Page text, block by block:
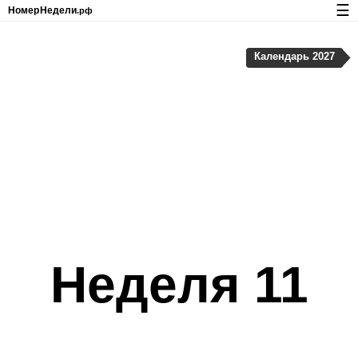
Неделя 11
Календарь 2027
Номер Недели.рф ☰